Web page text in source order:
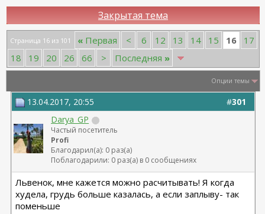
Закрытая тема
Страница 16 из 101 « Первая < 6 12 13 14 15 16
17
18
19 20 26 66 > Последняя »
Опции темы
#301
13.04.2017, 20:55
Darya_GP
Частый посетитель
Profi
Благодарил(а): 0 раз(а)
Поблагодарили: 0 раз(а) в 0 сообщениях
Львенок, мне кажется можно расчитывать! Я когда
худела, грудь больше казалась, а если заплыву- так
поменьше